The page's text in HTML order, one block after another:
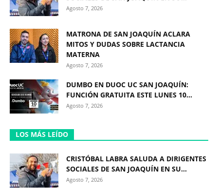
Agosto 7, 2026
MATRONA DE SAN JOAQUÍN ACLARA
MITOS Y DUDAS SOBRE LACTANCIA
MATERNA
Agosto 7, 2026
DUMBO EN DUOC UC SAN JOAQUÍN:
FUNCIÓN GRATUITA ESTE LUNES 10...
Agosto 7, 2026
LOS MÁS LEÍDO
CRISTÓBAL LABRA SALUDA A DIRIGENTES
SOCIALES DE SAN JOAQUÍN EN SU...
Agosto 7, 2026